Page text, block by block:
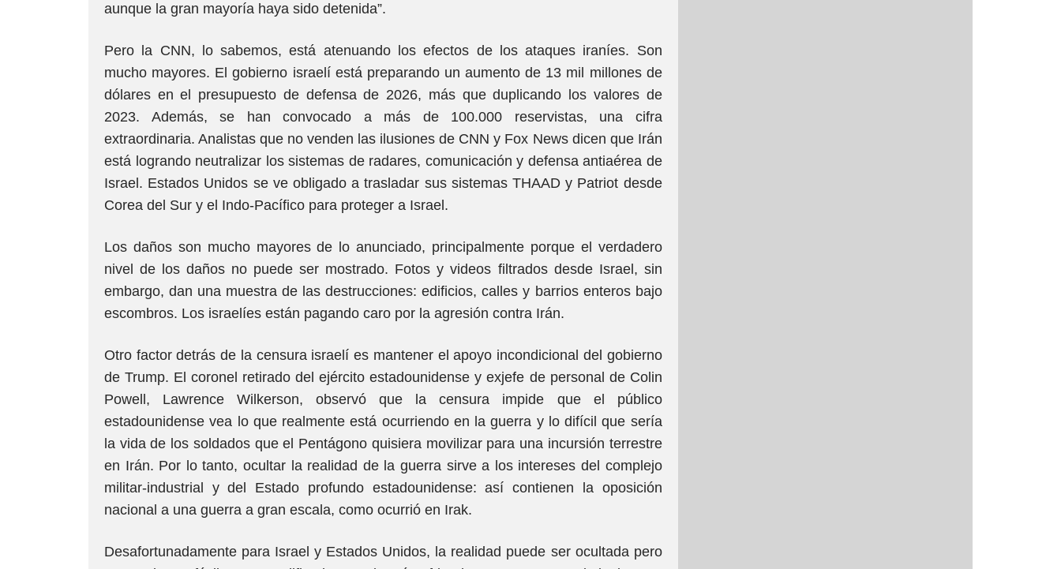
aunque la gran mayoría haya sido detenida”.
Pero la CNN, lo sabemos, está atenuando los efectos de los ataques iraníes. Son
mucho mayores. El gobierno israelí está preparando un aumento de 13 mil millones de
dólares en el presupuesto de defensa de 2026, más que duplicando los valores de
2023. Además, se han convocado a más de 100.000 reservistas, una cifra
extraordinaria. Analistas que no venden las ilusiones de CNN y Fox News dicen que Irán
está logrando neutralizar los sistemas de radares, comunicación y defensa antiaérea de
Israel. Estados Unidos se ve obligado a trasladar sus sistemas THAAD y Patriot desde
Corea del Sur y el Indo-Pacífico para proteger a Israel.
Los daños son mucho mayores de lo anunciado, principalmente porque el verdadero
nivel de los daños no puede ser mostrado. Fotos y videos filtrados desde Israel, sin
embargo, dan una muestra de las destrucciones: edificios, calles y barrios enteros bajo
escombros. Los israelíes están pagando caro por la agresión contra Irán.
Otro factor detrás de la censura israelí es mantener el apoyo incondicional del gobierno
de Trump. El coronel retirado del ejército estadounidense y exjefe de personal de Colin
Powell, Lawrence Wilkerson, observó que la censura impide que el público
estadounidense vea lo que realmente está ocurriendo en la guerra y lo difícil que sería
la vida de los soldados que el Pentágono quisiera movilizar para una incursión terrestre
en Irán. Por lo tanto, ocultar la realidad de la guerra sirve a los intereses del complejo
militar-industrial y del Estado profundo estadounidense: así contienen la oposición
nacional a una guerra a gran escala, como ocurrió en Irak.
Desafortunadamente para Israel y Estados Unidos, la realidad puede ser ocultada pero